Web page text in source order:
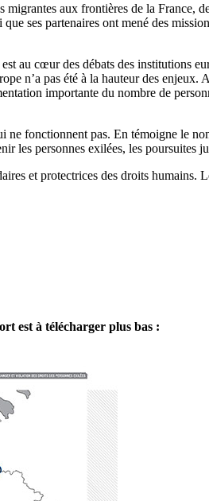
aux frontières de la France,
ses partenaires ont mené des
cœur des débats des institutions
n’a pas été à la hauteur des
importante du nombre de
fonctionnent pas. En témoigne le
les personnes exilées, les
et protectrices des droits
est à télécharger plus bas :